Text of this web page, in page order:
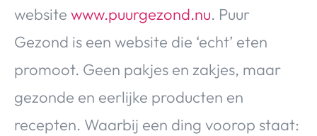
website www.puurgezond.nu. Puur
Gezond is een website die ‘echt’ eten
promoot. Geen pakjes en zakjes, maar
gezonde en eerlijke producten en
recepten. Waarbij een ding voorop staat: